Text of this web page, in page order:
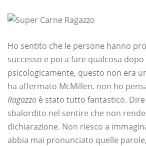
Ho sentito che le persone hanno
successo e poi a fare qualcosa dopo
psicologicamente, questo non era
ha affermato McMillen. non ho
Ragazzo è stato tutto fantastico.
sbalordito nel sentire che non
dichiarazione. Non riesco a
abbia mai pronunciato quelle